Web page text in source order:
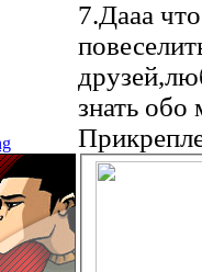
7.Дааа
знать